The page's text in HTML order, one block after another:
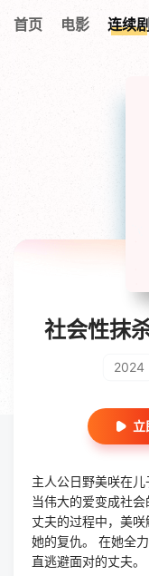
首页 电影 连续剧
社会性抹
2024
立
主人公日野美咲在儿
当伟大的爱变成社
丈夫的过程中，美
她的复仇。 在她全
直逃避面对的丈夫。